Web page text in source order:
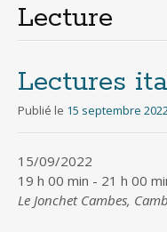
principal
Lecture
Lectures
Publié le 15 septembre
15/09/2022
19 h 00 min - 21 h 00
Le Jonchet Cambes,